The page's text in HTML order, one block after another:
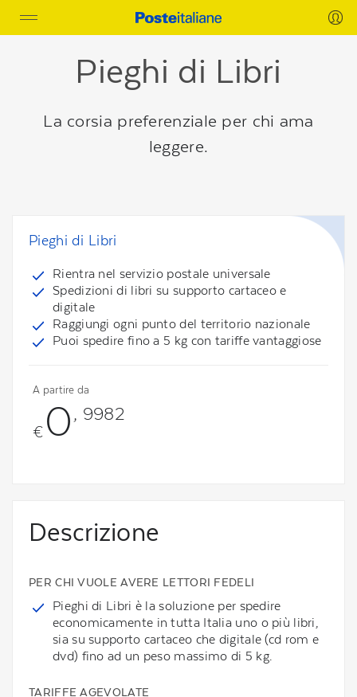
Toggle
navigation
Pieghi di Libri
La corsia preferenziale per chi ama
leggere.
Pieghi di Libri
Rientra nel servizio postale universale
Spedizioni di libri su supporto cartaceo e
digitale
Raggiungi ogni punto del territorio nazionale
Puoi spedire fino a 5 kg con tariffe vantaggiose
A partire da
€ 0, 9982
Descrizione
PER CHI VUOLE AVERE LETTORI FEDELI
Pieghi di Libri è la soluzione per spedire
economicamente in tutta Italia uno o più libri,
sia su supporto cartaceo che digitale (cd rom e
dvd) fino ad un peso massimo di 5 kg.
TARIFFE AGEVOLATE